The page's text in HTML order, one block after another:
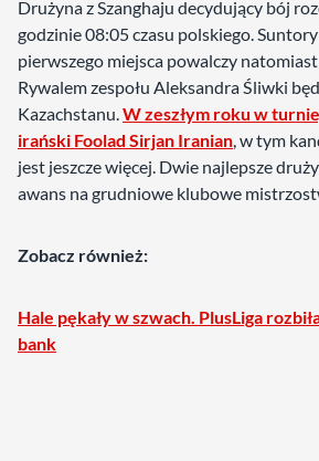
Drużyna z Szanghaju decydujący bój
godzinie 08:05 czasu polskiego.
pierwszego miejsca powalczy
Rywalem zespołu Aleksandra Śliwki
Kazachstanu.W zeszłym roku w
irański Foolad Sirjan Iranian, w tym
jest jeszcze więcej. Dwie najlepsze
awans na grudniowe klubowe
Zobacz również:
Hale pękały w szwach. PlusLiga
bank